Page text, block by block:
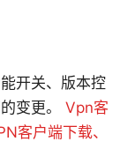
开关、版本控
变更。 Vpn客
客户端下载、